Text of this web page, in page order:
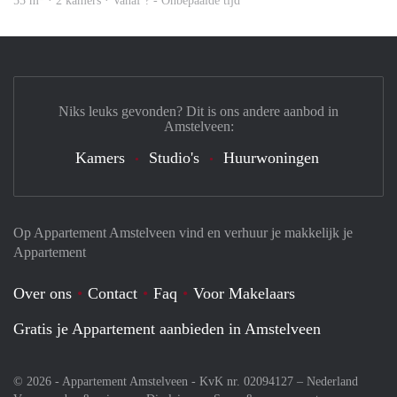
Op Appartement Amstelveen vind en verhuur je makkelijk je
Appartement
Over ons Contact Faq
Voor Makelaars
Gratis je Appartement aanbieden in Amstelveen
© 2026 - Appartement Amstelveen - KvK nr. 02094127 – Nederland
Niks leuks gevonden? Dit is ons andere aanbod in
Amstelveen:
Kamers Studio's Huurwoningen